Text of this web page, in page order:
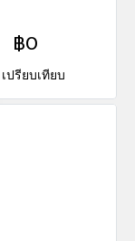
฿0
เปรียบเทียบ